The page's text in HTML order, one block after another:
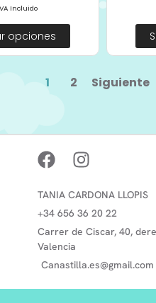
Incluido
opciones
1 2 Siguiente
TANIA CARDONA LLOPIS
+34 656 36 20 22
Carrer de Ciscar, 40,
Valencia
Canastilla.es@gmail.com